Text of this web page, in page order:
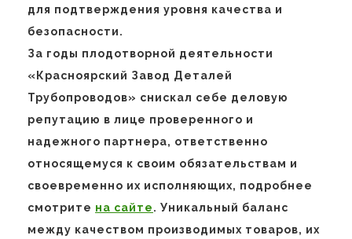
для подтверждения уровня качества и
безопасности.
За годы плодотворной деятельности
«Красноярский Завод Деталей
Трубопроводов» снискал себе деловую
репутацию в лице проверенного и
надежного партнера, ответственно
относящемуся к своим обязательствам и
своевременно их исполняющих, подробнее
смотрите на сайте. Уникальный баланс
между качеством производимых товаров, их